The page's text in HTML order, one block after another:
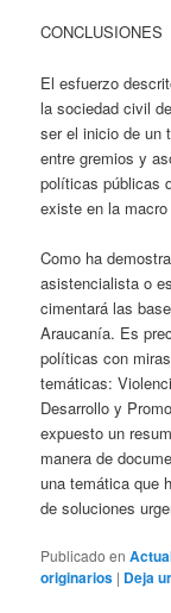
CONCLUSIONES
El esfuerzo
la sociedad civil
ser el inicio de un
entre gremios y
políticas públicas
existe en la
Como ha
asistencialista o
cimentará las
Araucanía. Es
políticas con
temáticas:
Desarrollo y
expuesto un
manera de
una temática que
de soluciones
Publicado en
originarios | Deja